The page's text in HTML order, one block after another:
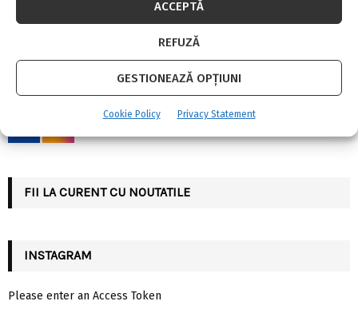
ACCEPTĂ
REFUZĂ
GESTIONEAZĂ OPȚIUNI
Cookie Policy Privacy Statement
r
R
FII LA CURENT CU NOUTATILE
INSTAGRAM
Please enter an Access Token